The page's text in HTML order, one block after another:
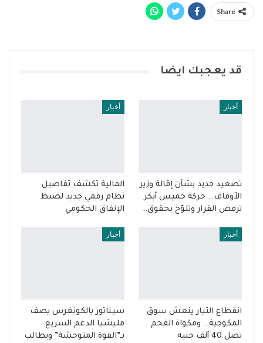
Share
قد يعجبك ايضا
أخبار
تصعيد جديد بشأن إقالة وزير
الأوقاف… حركة خميس أبكر
ترفض القرار وتلوّح بحقوق…
أخبار
المالية تكشف تفاصيل
نظام رقمي جديد لضبط
الإنفاق الحكومي
أخبار
انقطاع التيار ينعش سوق
المكوجية… ومكواة الفحم
تصل 40 ألف جنيه
أخبار
سيناتور بالكونغرس يصف
مليشيا الدعم السريع
بـ”القوة المتوحشة” ويطالب